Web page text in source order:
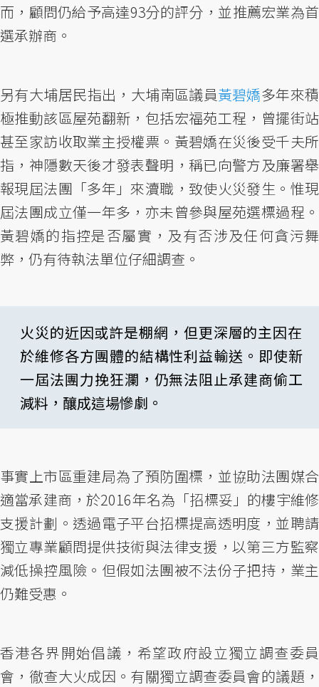
而，顧問仍給予高達93分的評分，並推薦宏業為首
選承辦商。
另有大埔居民指出，大埔南區議員黃碧嬌多年來積
極推動該區屋苑翻新，包括宏福苑工程，曾擺街站
甚至家訪收取業主授權票。黃碧嬌在災後受千夫所
指，神隱數天後才發表聲明，稱已向警方及廉署舉
報現屆法團「多年」來瀆職，致使火災發生。惟現
屆法團成立僅一年多，亦未曾參與屋苑選標過程。
黃碧嬌的指控是否屬實，及有否涉及任何貪污舞
弊，仍有待執法單位仔細調查。
火災的近因或許是棚網，但更深層的主因在
於維修各方團體的結構性利益輸送。即使新
一屆法團力挽狂瀾，仍無法阻止承建商偷工
減料，釀成這場慘劇。
事實上市區重建局為了預防圍標，並協助法團媒合
適當承建商，於2016年名為「招標妥」的樓宇維修
支援計劃。透過電子平台招標提高透明度，並聘請
獨立專業顧問提供技術與法律支援，以第三方監察
減低操控風險。但假如法團被不法份子把持，業主
仍難受惠。
香港各界開始倡議，希望政府設立獨立調查委員
會，徹查大火成因。有關獨立調查委員會的議題，